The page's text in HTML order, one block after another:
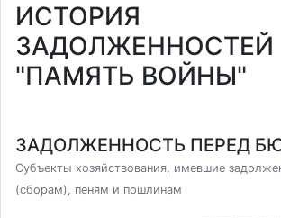
ИСТОРИЯ
"ПАМЯТЬ ВОЙНЫ"
ЗАДОЛЖЕННОСТЬ ПЕРЕД
Субъекты хозяйствования, имевшие
(сборам), пеням и пошлинам